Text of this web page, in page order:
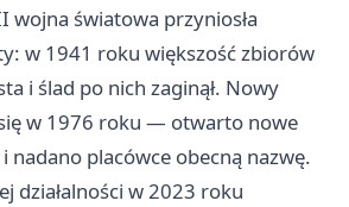
wojna światowa przyniosła
w 1941 roku większość zbiorów
i ślad po nich zaginął. Nowy
się w 1976 roku — otwarto nowe
nadano placówce obecną nazwę.
działalności w 2023 roku